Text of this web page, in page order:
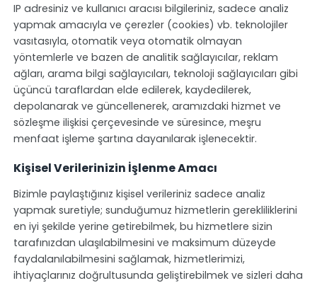
IP adresiniz ve kullanıcı aracısı bilgileriniz, sadece analiz
yapmak amacıyla ve çerezler (cookies) vb. teknolojiler
vasıtasıyla, otomatik veya otomatik olmayan
yöntemlerle ve bazen de analitik sağlayıcılar, reklam
ağları, arama bilgi sağlayıcıları, teknoloji sağlayıcıları gibi
üçüncü taraflardan elde edilerek, kaydedilerek,
depolanarak ve güncellenerek, aramızdaki hizmet ve
sözleşme ilişkisi çerçevesinde ve süresince, meşru
menfaat işleme şartına dayanılarak işlenecektir.
Kişisel Verilerinizin İşlenme Amacı
Bizimle paylaştığınız kişisel verileriniz sadece analiz
yapmak suretiyle; sunduğumuz hizmetlerin gerekliliklerini
en iyi şekilde yerine getirebilmek, bu hizmetlere sizin
tarafınızdan ulaşılabilmesini ve maksimum düzeyde
faydalanılabilmesini sağlamak, hizmetlerimizi,
ihtiyaçlarınız doğrultusunda geliştirebilmek ve sizleri daha